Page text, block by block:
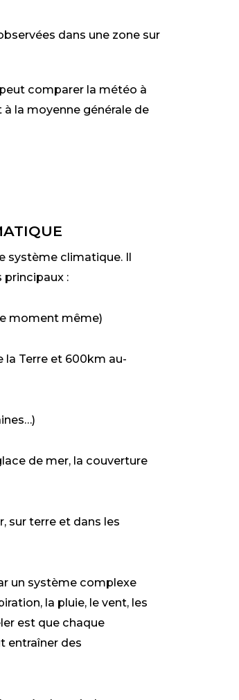
dans une zone sur
comparer la météo à
à la moyenne générale de
système climatique. Il
principaux :
moment même)
la Terre et 600km au-
de mer, la couverture
sur terre et dans les
un système complexe
la pluie, le vent, les
est que chaque
entraîner des